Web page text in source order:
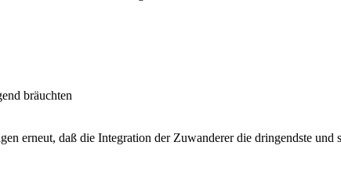
bräuchten
erneut, daß die Integration der Zuwanderer die dringendste und